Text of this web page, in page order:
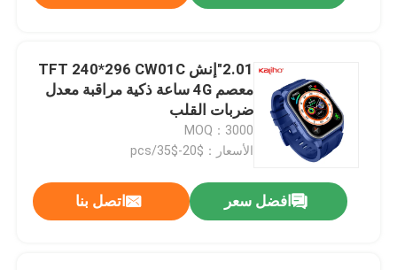
2.01"إنش TFT 240*296 CW01C
معصم 4G ساعة ذكية مراقبة معدل
ضربات القلب
MOQ：3000
الأسعار：$20-$35/pcs
افضل سعر اتصل بنا